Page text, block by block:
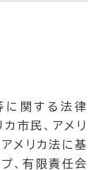
に関する法律
市民、アメリ
メリカ法に基
、有限責任会